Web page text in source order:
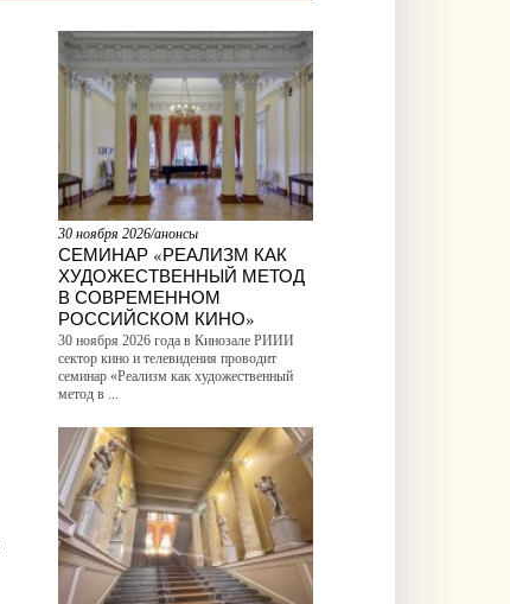
30 ноября 2026/анонсы
СЕМИНАР «РЕАЛИЗМ КАК
ХУДОЖЕСТВЕННЫЙ МЕТОД
В СОВРЕМЕННОМ
РОССИЙСКОМ КИНО»
30 ноября 2026 года в Кинозале РИИИ
сектор кино и телевидения проводит
семинар «Реализм как художественный
метод в ...